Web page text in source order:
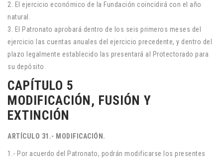
2. El ejercicio económico de la Fundación coincidirá con el año
natural.
3. El Patronato aprobará dentro de los seis primeros meses del
ejercicio las cuentas anuales del ejercicio precedente, y dentro del
plazo legalmente establecido las presentará al Protectorado para
su depósito.
CAPÍTULO 5
MODIFICACIÓN, FUSIÓN Y
EXTINCIÓN
ARTÍCULO 31.- MODIFICACIÓN.
1.- Por acuerdo del Patronato, podrán modificarse los presentes